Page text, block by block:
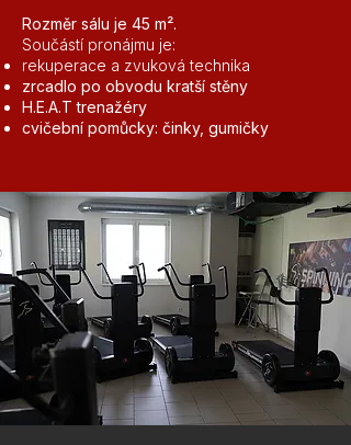
Rozměr sálu je 45 m².
Součástí pronájmu je:
rekuperace a zvuková technika
zrcadlo po obvodu kratší stěny
H.E.A.T trenažéry
cvičební pomůcky: činky, gumičky